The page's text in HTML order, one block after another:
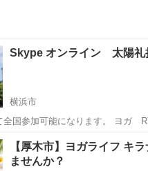
Skype オンライン 太陽
横浜市
国参加可能になります。 ヨガ
回〜 30✖︎3回 4000円 お振込
日程に関しまして、合わせる事に
ヨガ オンライン
【厚木市】ヨガライフ キ
ませんか？